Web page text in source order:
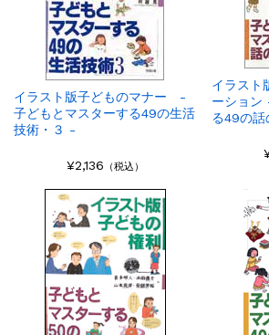
イラスト版子どものマナー -
子どもとマスターする49の生活
技術・３ -
¥2,136 （税込）
イラスト
ーション
る49の話